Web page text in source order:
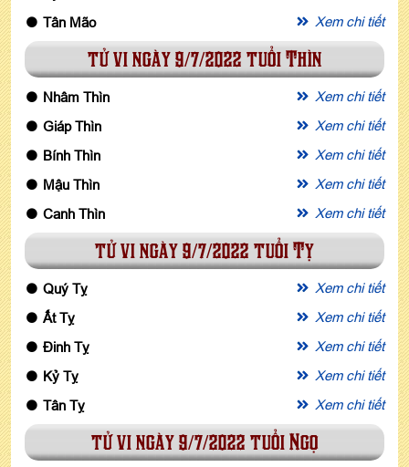
Tân Mão
Xem chi tiết
tử vi ngày 9/7/2022 tuổi Thìn
Nhâm Thìn
Xem chi tiết
Giáp Thìn
Xem chi tiết
Bính Thìn
Xem chi tiết
Mậu Thìn
Xem chi tiết
Canh Thìn
Xem chi tiết
tử vi ngày 9/7/2022 tuổi Tỵ
Quý Tỵ
Xem chi tiết
Ất Tỵ
Xem chi tiết
Đinh Tỵ
Xem chi tiết
Kỷ Tỵ
Xem chi tiết
Tân Tỵ
Xem chi tiết
tử vi ngày 9/7/2022 tuổi Ngọ